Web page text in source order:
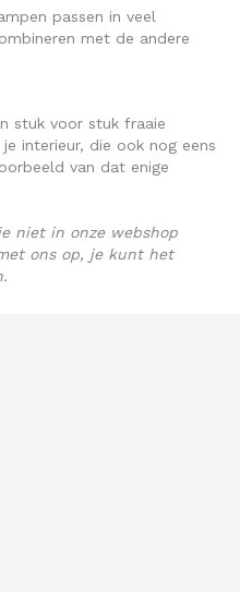
passen in veel
met de andere
stuk voor stuk fraaie
interieur, die ook nog eens
van dat enige
niet in onze webshop
ons op, je kunt het
.